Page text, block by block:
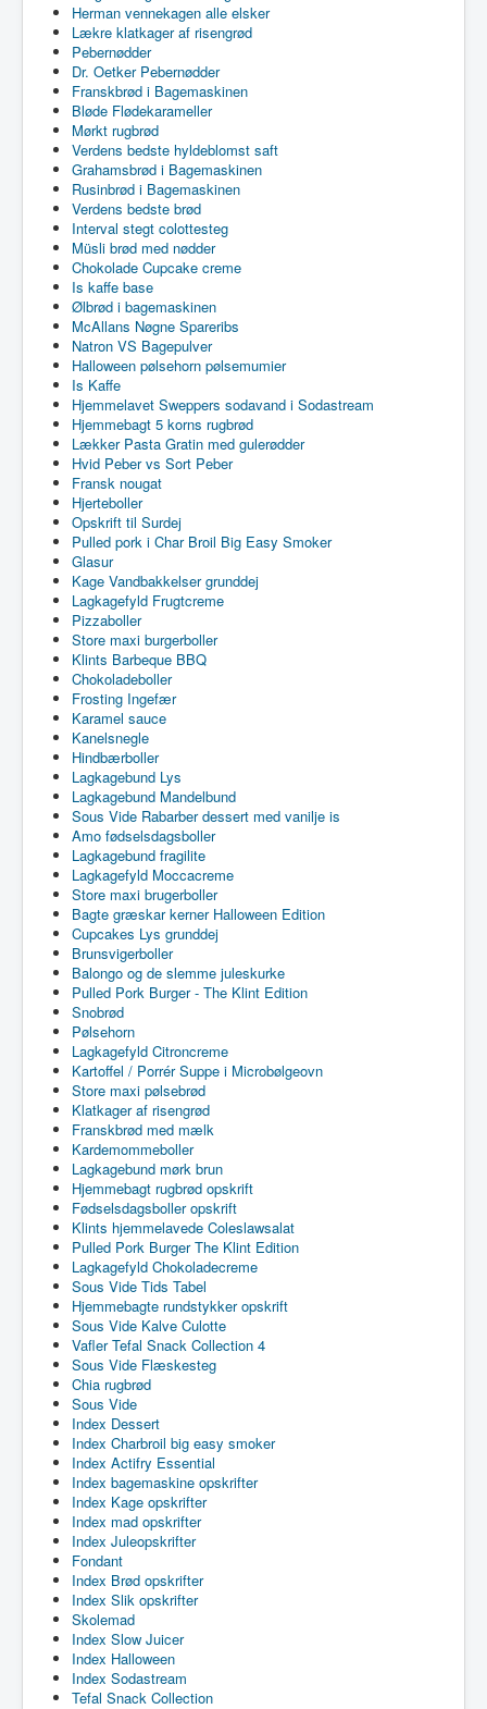
Herman vennekagen alle elsker
Lækre klatkager af risengrød
Pebernødder
Dr. Oetker Pebernødder
Franskbrød i Bagemaskinen
Bløde Flødekarameller
Mørkt rugbrød
Verdens bedste hyldeblomst saft
Grahamsbrød i Bagemaskinen
Rusinbrød i Bagemaskinen
Verdens bedste brød
Interval stegt colottesteg
Müsli brød med nødder
Chokolade Cupcake creme
Is kaffe base
Ølbrød i bagemaskinen
McAllans Nøgne Spareribs
Natron VS Bagepulver
Halloween pølsehorn pølsemumier
Is Kaffe
Hjemmelavet Sweppers sodavand i Sodastream
Hjemmebagt 5 korns rugbrød
Lækker Pasta Gratin med gulerødder
Hvid Peber vs Sort Peber
Fransk nougat
Hjerteboller
Opskrift til Surdej
Pulled pork i Char Broil Big Easy Smoker
Glasur
Kage Vandbakkelser grunddej
Lagkagefyld Frugtcreme
Pizzaboller
Store maxi burgerboller
Klints Barbeque BBQ
Chokoladeboller
Frosting Ingefær
Karamel sauce
Kanelsnegle
Hindbærboller
Lagkagebund Lys
Lagkagebund Mandelbund
Sous Vide Rabarber dessert med vanilje is
Amo fødselsdagsboller
Lagkagebund fragilite
Lagkagefyld Moccacreme
Store maxi brugerboller
Bagte græskar kerner Halloween Edition
Cupcakes Lys grunddej
Brunsvigerboller
Balongo og de slemme juleskurke
Pulled Pork Burger - The Klint Edition
Snobrød
Pølsehorn
Lagkagefyld Citroncreme
Kartoffel / Porrér Suppe i Microbølgeovn
Store maxi pølsebrød
Klatkager af risengrød
Franskbrød med mælk
Kardemommeboller
Lagkagebund mørk brun
Hjemmebagt rugbrød opskrift
Fødselsdagsboller opskrift
Klints hjemmelavede Coleslawsalat
Pulled Pork Burger The Klint Edition
Lagkagefyld Chokoladecreme
Sous Vide Tids Tabel
Hjemmebagte rundstykker opskrift
Sous Vide Kalve Culotte
Vafler Tefal Snack Collection 4
Sous Vide Flæskesteg
Chia rugbrød
Sous Vide
Index Dessert
Index Charbroil big easy smoker
Index Actifry Essential
Index bagemaskine opskrifter
Index Kage opskrifter
Index mad opskrifter
Index Juleopskrifter
Fondant
Index Brød opskrifter
Index Slik opskrifter
Skolemad
Index Slow Juicer
Index Halloween
Index Sodastream
Tefal Snack Collection